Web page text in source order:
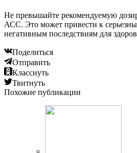
Не превышайте рекомендуемую
АСС. Это может привести к
негативным последствиям для
Поделиться
Отправить
Класснуть
Твитнуть
Похожие публикации